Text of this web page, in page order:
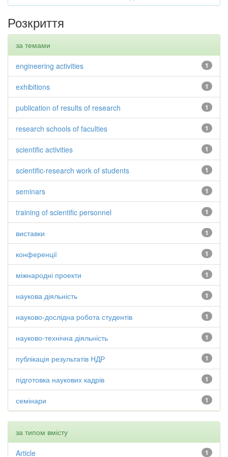
Розкриття
за темами
1
engineering activities
1
exhibitions
1
publication of results of research
1
research schools of faculties
1
scientific activities
1
scientific-research work of students
1
seminars
1
training of scientific personnel
1
виставки
1
конференції
1
міжнародні проекти
1
наукова діяльність
1
науково-дослідна робота студентів
1
науково-технічна діяльність
1
публікація результатів НДР
1
підготовка наукових кадрів
1
семінари
за типом вмісту
1
Article